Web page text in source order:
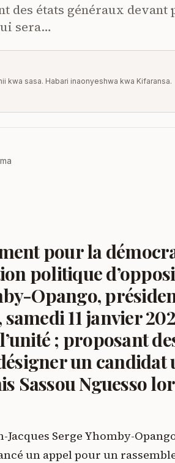
des états généraux devant
sera…
kwa sasa. Habari inaonyeshwa kwa Kifaransa.
pour la
politique
Opango,
samedi 11 janvier
; proposant
un candidat
Sassou Nguesso
Jacques Serge Yhomby-
un appel pour un